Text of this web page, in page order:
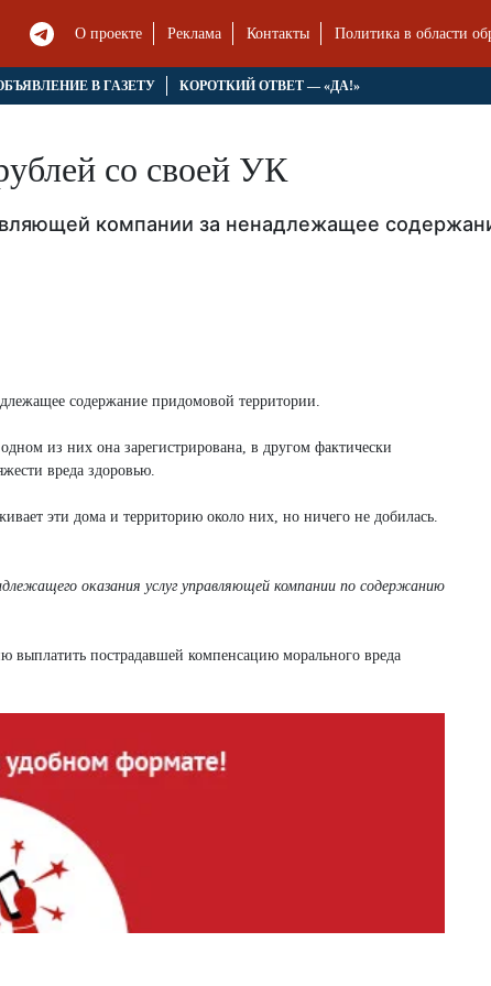
О проекте Реклама Контакты Политика в области
В ГАЗЕТУ КОРОТКИЙ ОТВЕТ — «ДА!»
со своей УК
компании за ненадлежащее
содержание придомовой территории.
из них она зарегистрирована, в другом фактически
вреда здоровью.
эти дома и территорию около них, но ничего не добилась.
оказания услуг управляющей компании по содержанию
пострадавшей компенсацию морального вреда